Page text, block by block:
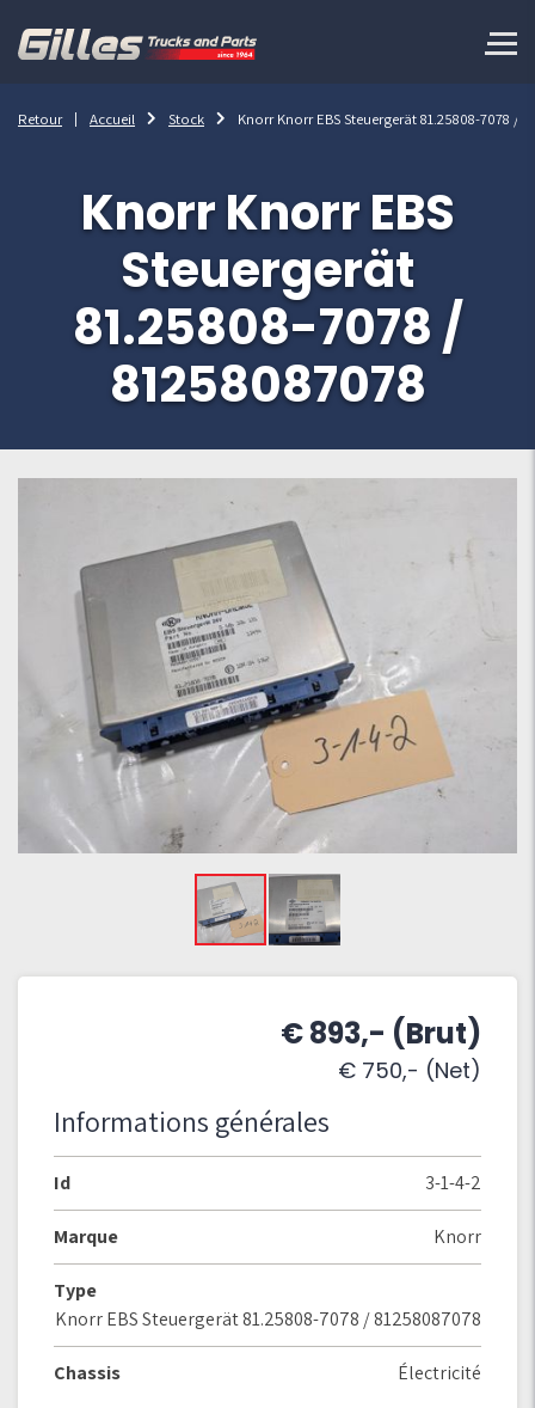
Retour Accueil Stock Knorr Knorr EBS Steuergerät 81.25808-7078 /
Knorr Knorr EBS
Steuergerät
81.25808-7078 /
81258087078
€ 893,- (Brut)
€ 750,- (Net)
Informations générales
Id 3-1-4-2
Marque Knorr
Type
Knorr EBS Steuergerät 81.25808-7078 / 81258087078
Chassis Électricité